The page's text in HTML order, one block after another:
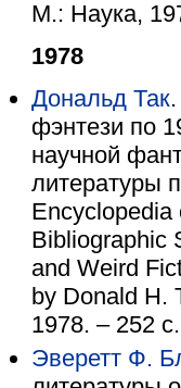
М.: Наука,
1978
Дональд Так
фэнтези по
научной
литературы
Encyclopedia
Bibliographic
and Weird
by Donald H.
1978. – 252
Эверетт Ф.